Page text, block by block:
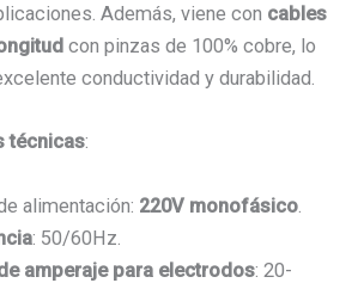
Además, viene con cables
con pinzas de 100% cobre, lo
conductividad y durabilidad.
técnicas:
alimentación: 220V monofásico
: 50/60Hz.
amperaje para electrodos: 20-